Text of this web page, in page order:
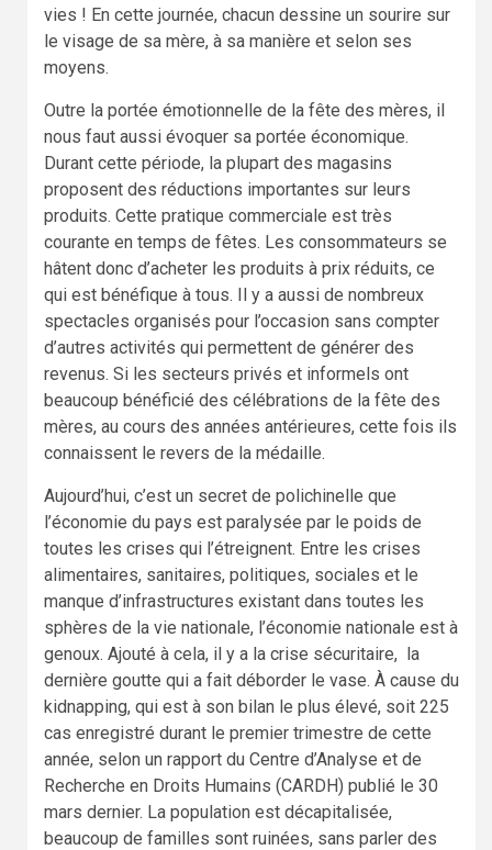
vies ! En cette journée, chacun dessine un sourire sur
le visage de sa mère, à sa manière et selon ses
moyens.
Outre la portée émotionnelle de la fête des mères, il
nous faut aussi évoquer sa portée économique.
Durant cette période, la plupart des magasins
proposent des réductions importantes sur leurs
produits. Cette pratique commerciale est très
courante en temps de fêtes. Les consommateurs se
hâtent donc d’acheter les produits à prix réduits, ce
qui est bénéfique à tous. Il y a aussi de nombreux
spectacles organisés pour l’occasion sans compter
d’autres activités qui permettent de générer des
revenus. Si les secteurs privés et informels ont
beaucoup bénéficié des célébrations de la fête des
mères, au cours des années antérieures, cette fois ils
connaissent le revers de la médaille.
Aujourd’hui, c’est un secret de polichinelle que
l’économie du pays est paralysée par le poids de
toutes les crises qui l’étreignent. Entre les crises
alimentaires, sanitaires, politiques, sociales et le
manque d’infrastructures existant dans toutes les
sphères de la vie nationale, l’économie nationale est à
genoux. Ajouté à cela, il y a la crise sécuritaire, la
dernière goutte qui a fait déborder le vase. À cause du
kidnapping, qui est à son bilan le plus élevé, soit 225
cas enregistré durant le premier trimestre de cette
année, selon un rapport du Centre d’Analyse et de
Recherche en Droits Humains (CARDH) publié le 30
mars dernier. La population est décapitalisée,
beaucoup de familles sont ruinées, sans parler des